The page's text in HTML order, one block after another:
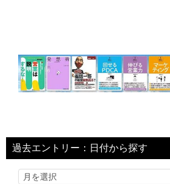
過去エントリー：日付から探す